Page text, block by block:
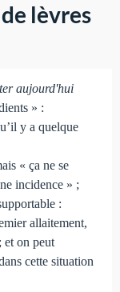
lèvres
aujourd'hui
» :
y a quelque
« ça ne se
incidence » ;
:
allaitement,
et on peut
cette situation